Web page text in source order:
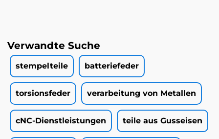
Verwandte Suche
stempelteile batteriefeder
torsionsfeder verarbeitung von Metallen
cNC-Dienstleistungen teile aus Gusseisen